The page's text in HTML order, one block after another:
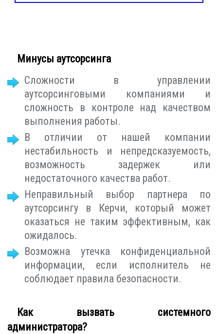
Минусы аутсорсинга
Сложности в управлении
аутсорсинговыми компаниями и
сложность в контроле над качеством
выполнения работы.
В отличии от нашей компании
нестабильность и непредсказуемость,
возможность задержек или
недостаточного качества работ.
Неправильный выбор партнера по
аутсорсингу в Керчи, который может
оказаться не таким эффективным, как
ожидалось.
Возможна утечка конфиденциальной
информации, если исполнитель не
соблюдает правила безопасности.
Как вызвать системного
администратора?